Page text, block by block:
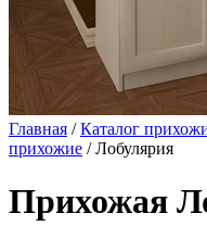
Главная /Каталог
прихожие / Лобулярия
Прихожая